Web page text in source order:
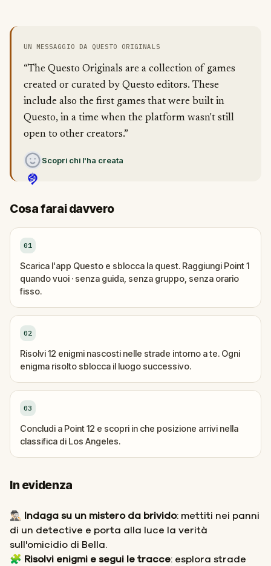
UN MESSAGGIO DA QUESTO ORIGINALS
“The Questo Originals are a collection of games
created or curated by Questo editors. These
include also the first games that were built in
Questo, in a time when the platform wasn't still
open to other creators.”
Scopri chi l'ha creata
Cosa farai davvero
01
Scarica l'app Questo e sblocca la quest. Raggiungi Point 1
quando vuoi · senza guida, senza gruppo, senza orario
fisso.
02
Risolvi 12 enigmi nascosti nelle strade intorno a te. Ogni
enigma risolto sblocca il luogo successivo.
03
Concludi a Point 12 e scopri in che posizione arrivi nella
classifica di Los Angeles.
In evidenza
🕵🏻‍♂️ Indaga su un mistero da brivido: mettiti nei panni
di un detective e porta alla luce la verità
sull'omicidio di Bella.
🧩 Risolvi enigmi e segui le tracce: esplora strade